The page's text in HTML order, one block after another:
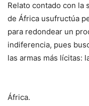
Relato contado con la
de África usufructúa
para redondear un
indiferencia, pues
las armas más lícitas:
África.